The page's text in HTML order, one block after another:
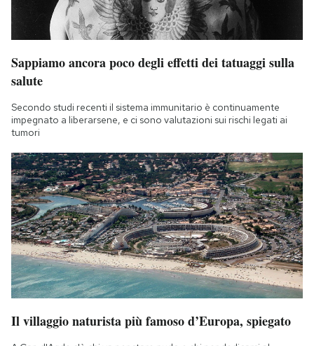
Sappiamo ancora poco degli effetti dei tatuaggi sulla
salute
Secondo studi recenti il sistema immunitario è continuamente
impegnato a liberarsene, e ci sono valutazioni sui rischi legati ai
tumori
Il villaggio naturista più famoso d’Europa, spiegato